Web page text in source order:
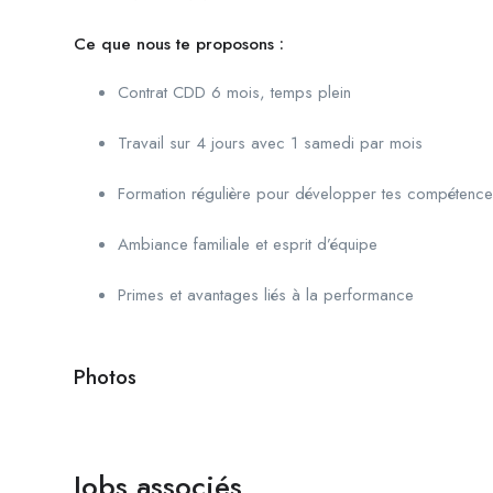
Ce que nous te proposons :
Contrat CDD 6 mois, temps plein
Travail sur 4 jours avec 1 samedi par mois
Formation régulière pour développer tes
Ambiance familiale et esprit d’équipe
Primes et avantages liés à la performance
Photos